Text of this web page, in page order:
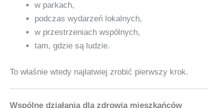
w parkach,
podczas wydarzeń lokalnych,
w przestrzeniach wspólnych,
tam, gdzie są ludzie.
To właśnie wtedy najłatwiej zrobić pierwszy krok.
Wspólne działania dla zdrowia mieszkańców